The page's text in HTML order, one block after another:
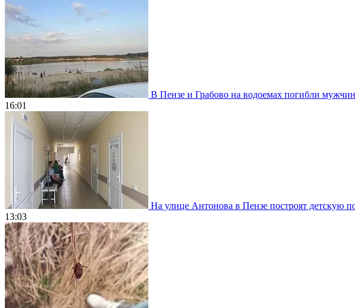
В Пензе и Грабово на водоемах погибли
16:01
На улице Антонова в Пензе построят детскую
13:03